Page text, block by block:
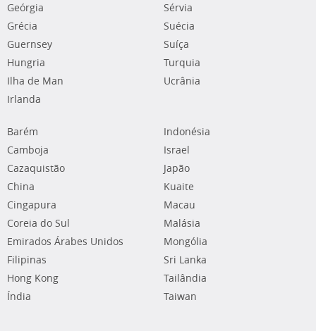
Geórgia
Grécia
Guernsey
Hungria
Ilha de Man
Irlanda
Sérvia
Suécia
Suíça
Turquia
Ucrânia
Barém
Camboja
Cazaquistão
China
Cingapura
Coreia do Sul
Emirados Árabes Unidos
Filipinas
Hong Kong
Índia
Indonésia
Israel
Japão
Kuaite
Macau
Malásia
Mongólia
Sri Lanka
Tailândia
Taiwan